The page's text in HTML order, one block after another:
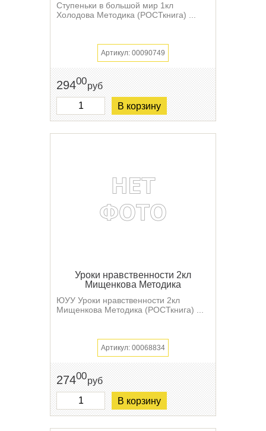
Ступеньки в большой мир 1кл
Холодова Методика (РОСТкнига) ...
Артикул: 00090749
29400руб
В корзину
Уроки нравственности 2кл
Мищенкова Методика
ЮУУ Уроки нравственности 2кл
Мищенкова Методика (РОСТкнига) ...
Артикул: 00068834
27400руб
В корзину